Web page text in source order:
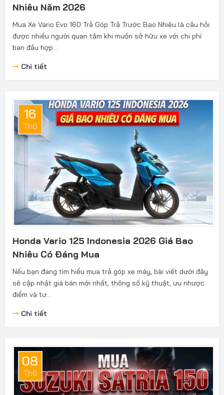
Nhiêu Năm 2026
Mua Xe Vario Evo 160 Trả Góp Trả Trước Bao Nhiêu là câu hỏi
được nhiều người quan tâm khi muốn sở hữu xe với chi phí
ban đầu hợp...
Chi tiết
16
Th6
Honda Vario 125 Indonesia 2026 Giá Bao
Nhiêu Có Đáng Mua
Nếu bạn đang tìm hiểu mua trả góp xe máy, bài viết dưới đây
sẽ cập nhật giá bán mới nhất, thông số kỹ thuật, ưu nhược
điểm và tư...
Chi tiết
08
Th6